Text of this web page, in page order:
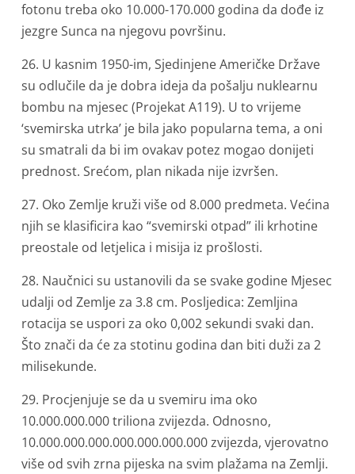
fotonu treba oko 10.000-170.000 godina da dođe iz
jezgre Sunca na njegovu površinu.
26. U kasnim 1950-im, Sjedinjene Američke Države
su odlučile da je dobra ideja da pošalju nuklearnu
bombu na mjesec (Projekat A119). U to vrijeme
‘svemirska utrka’ je bila jako popularna tema, a oni
su smatrali da bi im ovakav potez mogao donijeti
prednost. Srećom, plan nikada nije izvršen.
27. Oko Zemlje kruži više od 8.000 predmeta. Većina
njih se klasificira kao “svemirski otpad” ili krhotine
preostale od letjelica i misija iz prošlosti.
28. Naučnici su ustanovili da se svake godine Mjesec
udalji od Zemlje za 3.8 cm. Posljedica: Zemljina
rotacija se uspori za oko 0,002 sekundi svaki dan.
Što znači da će za stotinu godina dan biti duži za 2
milisekunde.
29. Procjenjuje se da u svemiru ima oko
10.000.000.000 triliona zvijezda. Odnosno,
10.000.000.000.000.000.000.000 zvijezda, vjerovatno
više od svih zrna pijeska na svim plažama na Zemlji.